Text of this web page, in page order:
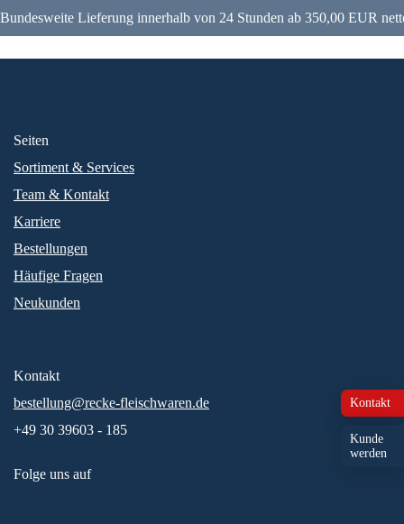
Bundesweite Lieferung innerhalb von 24 Stunden ab 350,00 EUR
Kontakt
Kunde
werden
Seiten
Sortiment & Services
Team & Kontakt
Karriere
Bestellungen
Häufige Fragen
Neukunden
Kontakt
bestellung@recke-fleischwaren.de
+49 30 39603 - 185
Folge uns auf